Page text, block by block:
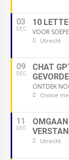
03
DEC
10
VOOR
Utrecht
09
DEC
CHAT
ONTDEK
Online
11
DEC
Utrecht